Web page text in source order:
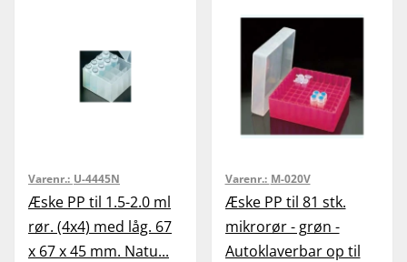
Varenr.: U-4445N
Æske PP til 1.5-2.0 ml
rør. (4x4) med låg. 67
x 67 x 45 mm. Natu...
Varenr.: M-020V
Æske PP til 81 stk.
mikrorør - grøn -
Autoklaverbar op til